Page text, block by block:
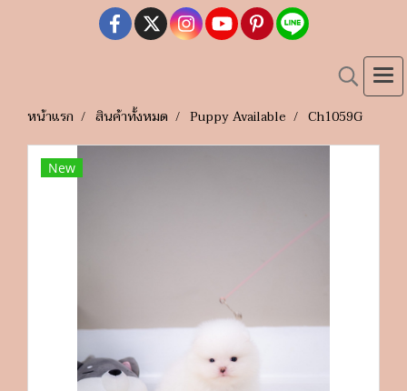
หน้าแรก สินค้าทั้งหมด Puppy Available Ch1059G
New